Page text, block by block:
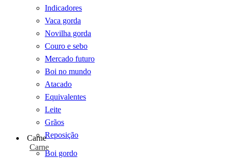
Indicadores
Vaca gorda
Novilha gorda
Couro e sebo
Mercado futuro
Boi no mundo
Atacado
Equivalentes
Leite
Grãos
Reposição
Carne
Carne
Boi gordo